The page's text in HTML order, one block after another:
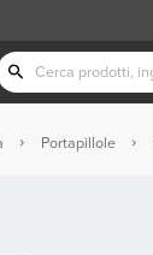
Portapillole